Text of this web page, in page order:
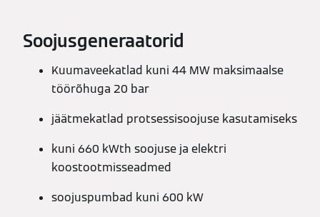
Soojusgeneraatorid
Kuumaveekatlad kuni 44 MW maksimaalse
töörõhuga 20 bar
jäätmekatlad protsessisoojuse kasutamiseks
kuni 660 kWth soojuse ja elektri
koostootmisseadmed
soojuspumbad kuni 600 kW